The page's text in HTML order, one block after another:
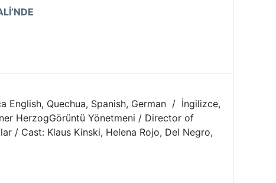
English, Quechua, Spanish, German / İngilizce,
HerzogGörüntü Yönetmeni / Director of
/ Cast: Klaus Kinski, Helena Rojo, Del Negro,